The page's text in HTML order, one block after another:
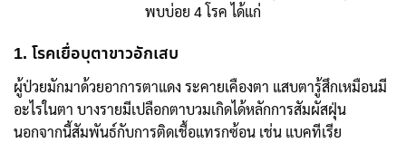
พบบ่อย 4 โรค ได้แก่
1. โรคเยื่อบุตาขาวอักเสบ
ผู้ป่วยมักมาด้วยอาการตาแดง ระคายเคืองตา แสบตารู้สึกเหมือนมี
อะไรในตา บางรายมีเปลือกตาบวมเกิดได้หลักการสัมผัสฝุ่น
นอกจากนี้สัมพันธ์กับการติดเชื้อแทรกซ้อน เช่น แบคทีเรีย